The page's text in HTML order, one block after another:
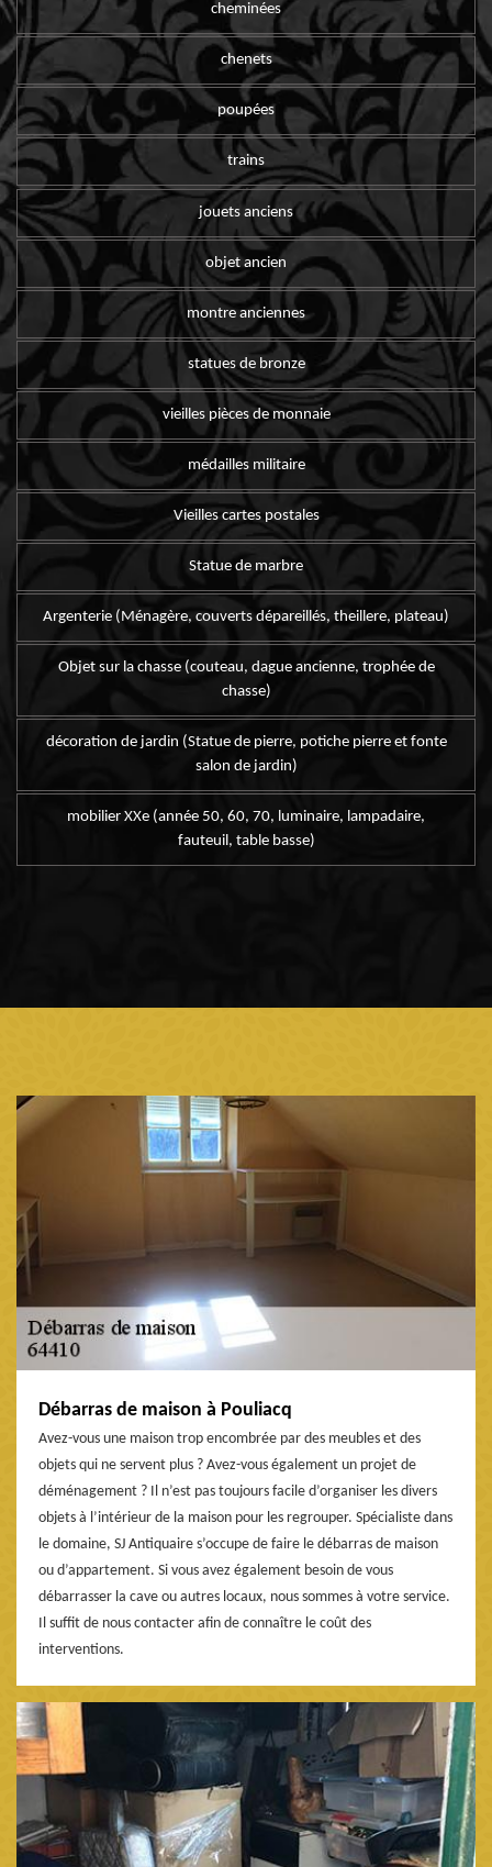
cheminées
chenets
poupées
trains
jouets anciens
objet ancien
montre anciennes
statues de bronze
vieilles pièces de monnaie
médailles militaire
Vieilles cartes postales
Statue de marbre
Argenterie (Ménagère, couverts dépareillés, theillere, plateau)
Objet sur la chasse (couteau, dague ancienne, trophée de
chasse)
décoration de jardin (Statue de pierre, potiche pierre et fonte
salon de jardin)
mobilier XXe (année 50, 60, 70, luminaire, lampadaire,
fauteuil, table basse)
Débarras de maison à Pouliacq
Avez-vous une maison trop encombrée par des meubles et des
objets qui ne servent plus ? Avez-vous également un projet de
déménagement ? Il n’est pas toujours facile d’organiser les divers
objets à l’intérieur de la maison pour les regrouper. Spécialiste dans
le domaine, SJ Antiquaire s’occupe de faire le débarras de maison
ou d’appartement. Si vous avez également besoin de vous
débarrasser la cave ou autres locaux, nous sommes à votre service.
Il suffit de nous contacter afin de connaître le coût des
interventions.